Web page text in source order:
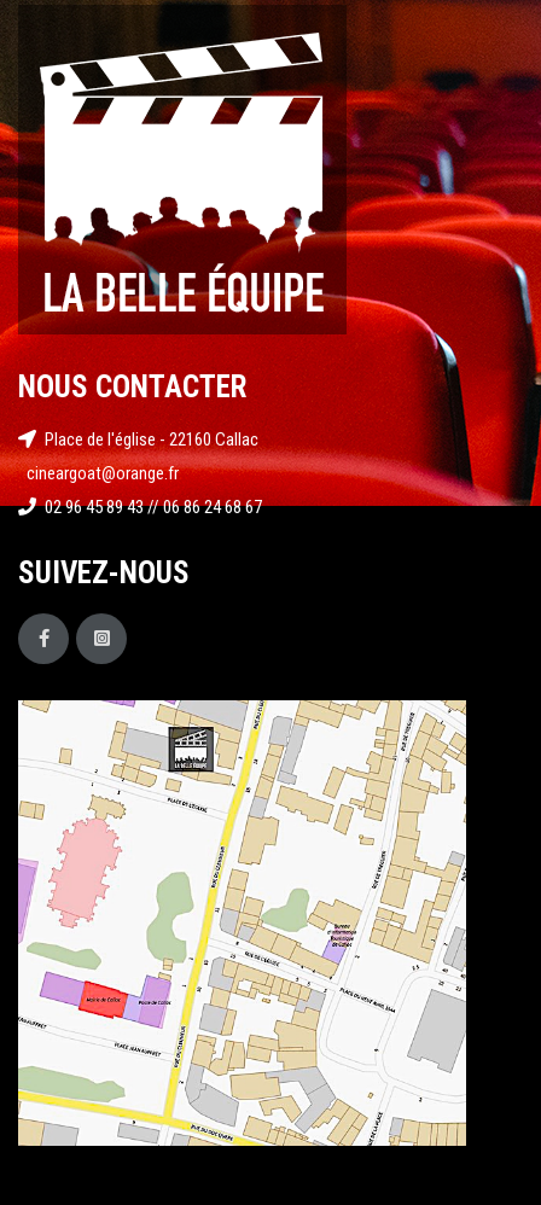
NOUS CONTACTER
Place de l'église - 22160 Callac
cineargoat@orange.fr
02 96 45 89 43 // 06 86 24 68 67
SUIVEZ-NOUS